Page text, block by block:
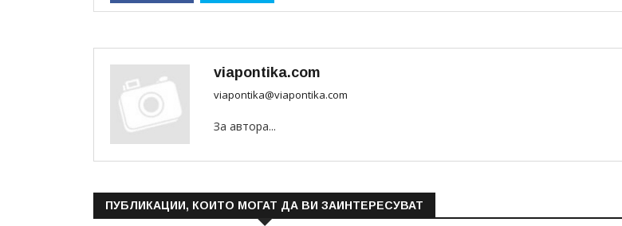
viapontika.com
viapontika@viapontika.com
За автора...
ПУБЛИКАЦИИ, КОИТО МОГАТ ДА ВИ ЗАИНТЕРЕСУВАТ